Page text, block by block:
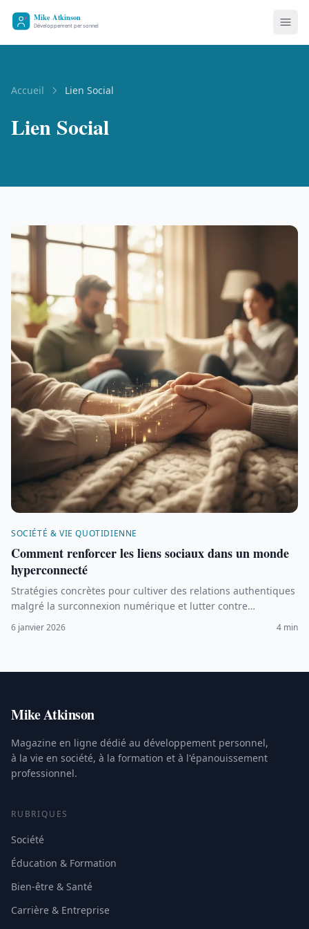
Accueil Lien Social
Lien Social
SOCIÉTÉ & VIE QUOTIDIENNE
Comment renforcer les liens sociaux dans un monde
hyperconnecté
Stratégies concrètes pour cultiver des relations authentiques
malgré la surconnexion numérique et lutter contre
l'isolement social.
6 janvier 2026 4 min
Mike Atkinson
Magazine en ligne dédié au développement personnel,
à la vie en société, à la formation et à l'épanouissement
professionnel.
RUBRIQUES
Société
Éducation & Formation
Bien-être & Santé
Carrière & Entreprise